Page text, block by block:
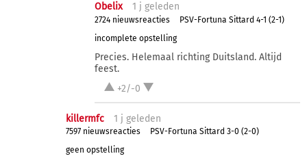
Obelix 1 j geleden
2724 nieuwsreacties
PSV-Fortuna Sittard 4-1 (2-1)
incomplete opstelling
Precies. Helemaal richting Duitsland. Altijd
feest.
+2/-0
killermfc 1 j geleden
7597 nieuwsreacties
PSV-Fortuna Sittard 3-0 (2-0)
geen opstelling